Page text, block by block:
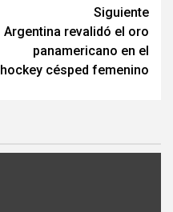
Siguiente
Argentina revalidó el oro
panamericano en el
hockey césped femenino